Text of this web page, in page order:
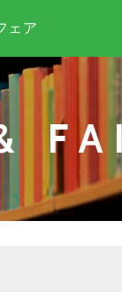
ェア